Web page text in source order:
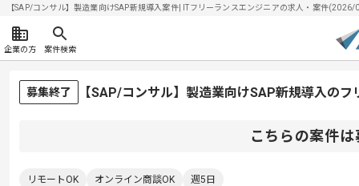
【SAP/コンサル】製造業向けSAP新規導入案件| ITフリーランスエンジニアの求人・案件
企業の方 案件検索
募集終了 【SAP/コンサル】製造業向けSAP新規導入の
こちらの案件
リモートOK オンライン商談OK 週5日